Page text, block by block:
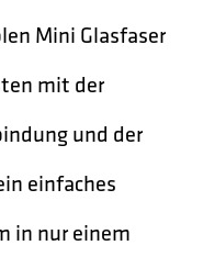
Mini Glasfaser
mit der
und der
einfaches
in nur einem